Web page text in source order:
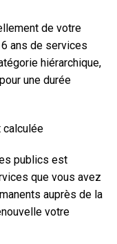
de votre
ans de services
hiérarchique,
une durée
calculée
publics est
que vous avez
auprès de la
votre